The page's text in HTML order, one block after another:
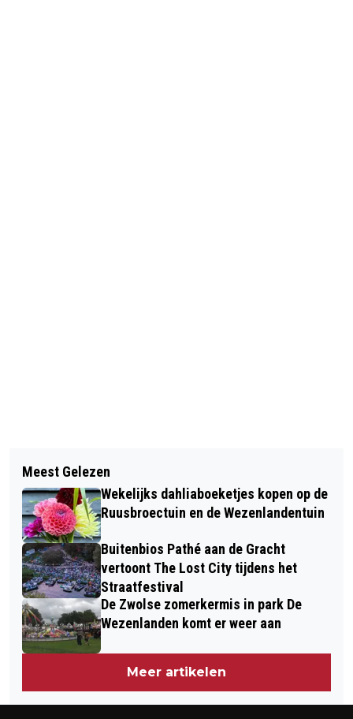
ZWOLSE STRATEN WORDEN OP 28
SEPTEMBER AUTOVRIJ
OM EIST 3,5 JAAR CEL TEGEN
VERDACHTE VAN
CYBERCRIMINALITEIT: ‘IMPACT VAN
ZAKEN ALS DEZE IS ENORM’
Meest Gelezen
Wekelijks dahliaboeketjes kopen op de
Ruusbroectuin en de Wezenlandentuin
Buitenbios Pathé aan de Gracht
vertoont The Lost City tijdens het
Straatfestival
De Zwolse zomerkermis in park De
Wezenlanden komt er weer aan
Meer artikelen